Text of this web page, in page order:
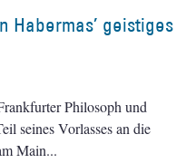
Habermas’ geistiges
Philosoph und
seines Vorlasses an die
Main